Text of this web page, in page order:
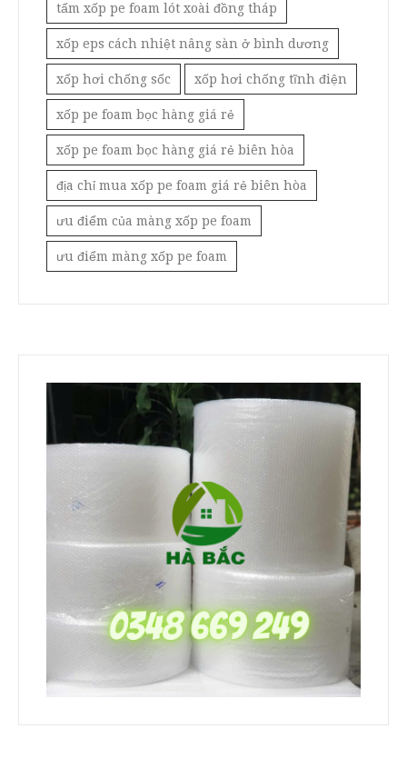
tấm xốp pe foam lót xoài đồng tháp
xốp eps cách nhiệt nâng sàn ở bình dương
xốp hơi chống sốc xốp hơi chống tĩnh điện
xốp pe foam bọc hàng giá rẻ
xốp pe foam bọc hàng giá rẻ biên hòa
địa chỉ mua xốp pe foam giá rẻ biên hòa
ưu điểm của màng xốp pe foam
ưu điểm màng xốp pe foam